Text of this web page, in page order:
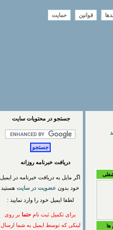
قوانین حمایت
جستجو در محتويات سايت
دریافت خبرنامه روزانه
اگر مایل به دریافت خبرنامه در ایمیل
خود بدون عضویت در سایت هستید
لطفا ایمیل خود را وارد نمایید :
برای تکمیل ثبت نام حتما بر روی
لینکی که توسط ایمیل به شما ارسال